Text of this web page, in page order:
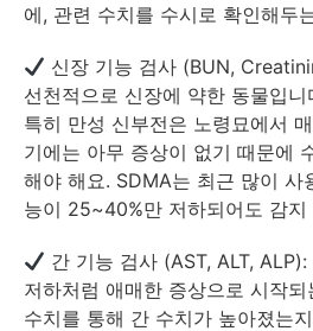
에, 관련 수치를 수시로 확인해두
신장 기능 검사 (BUN,
선천적으로 신장에 약한 동물입니
특히 만성 신부전은 노령묘에서
기에는 아무 증상이 없기 때문에
해야 해요. SDMA는 최근 많이 사
능이 25~40%만 저하되어도 감지
간 기능 검사 (AST, ALT,
저하처럼 애매한 증상으로 시작
수치를 통해 간 수치가 높아졌는